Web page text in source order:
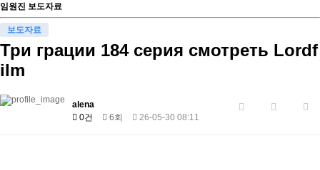
임원진 보도자료
보도자료
Три грации 184 серия смотреть Lordf
ilm
alena
0건
6회 26-05-30 08:11